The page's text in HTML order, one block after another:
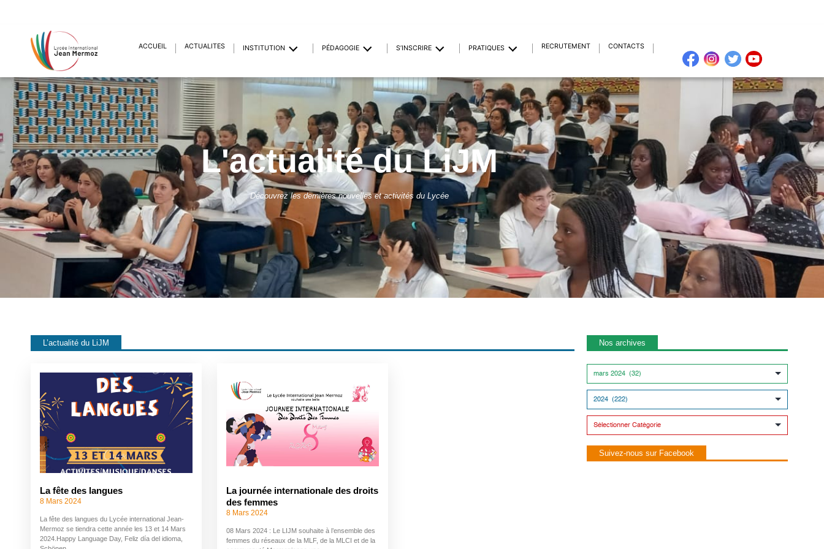
ACCUEIL ACTUALITÉS INSTITUTION PÉDAGOGIE S’INSCRIRE PRATIQUES RECRUTEMENT CONTACTS
L'actualité du LiJM
Découvrez les dernières nouvelles et activités du Lycée
L’actualité du LiJM
La fête des langues
8 Mars 2024
La fête des langues du Lycée international Jean-
Mermoz se tiendra cette année les 13 et 14 Mars
2024.Happy Language Day, Feliz día del idioma,
La journée internationale des droits
des femmes
8 Mars 2024
08 Mars 2024 : Le LIJM souhaite à l’ensemble des
femmes du réseaux de la MLF, de la MLCI et de la
Nos archives
Suivez-nous sur Facebook